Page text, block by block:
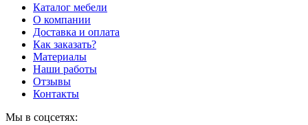
Каталог мебели
О компании
Доставка и оплата
Как заказать?
Материалы
Наши работы
Отзывы
Контакты
Мы в соцсетях: